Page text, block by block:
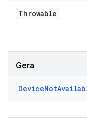
Throwable
Gera
DeviceNot